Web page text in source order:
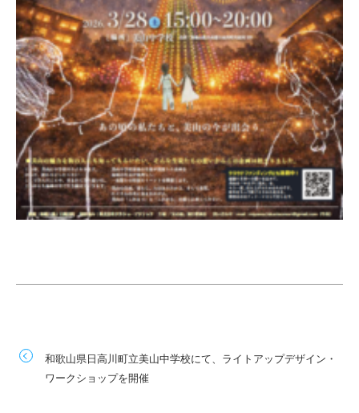
和歌山県日高川町立美山中学校にて、ライトアップデザイン・
ワークショップを開催